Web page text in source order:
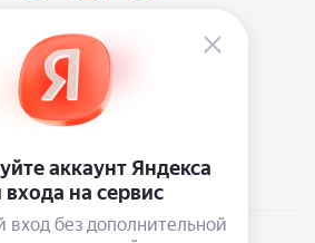
Наши контакты
info@vinylmarkt.ru